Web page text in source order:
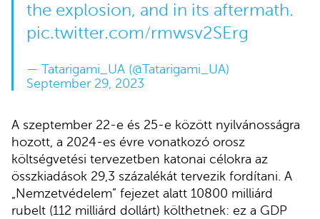
the explosion, and in its aftermath.
pic.twitter.com/rmwsv2SErg
— Tatarigami_UA (@Tatarigami_UA)
September 29, 2023
A szeptember 22-e és 25-e között nyilvánosságra
hozott, a 2024-es évre vonatkozó orosz
költségvetési tervezetben katonai célokra az
összkiadások 29,3 százalékát tervezik fordítani. A
„Nemzetvédelem” fejezet alatt 10800 milliárd
rubelt (112 milliárd dollárt) költhetnek: ez a GDP